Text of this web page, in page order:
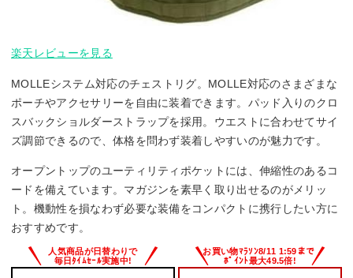
楽天レビューを見る
MOLLEシステム対応のチェストリグ。MOLLE対応のさまざまな
ポーチやアクセサリーを自由に装着できます。パッド入りのクロ
スバックショルダーストラップを採用。ウエストに合わせてサイ
ズ調節できるので、体格を問わず装着しやすいのが魅力です。
オープントップのユーティリティポケットには、伸縮性のあるコ
ードを備えています。マガジンを素早く取り出せるのがメリッ
ト。機動性を損なわず必要な装備をコンパクトに携行したい方に
おすすめです。